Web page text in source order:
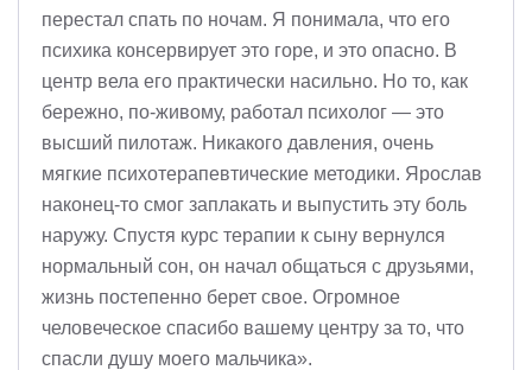
перестал спать по ночам. Я понимала, что его
психика консервирует это горе, и это опасно. В
центр вела его практически насильно. Но то, как
бережно, по-живому, работал психолог — это
высший пилотаж. Никакого давления, очень
мягкие психотерапевтические методики. Ярослав
наконец-то смог заплакать и выпустить эту боль
наружу. Спустя курс терапии к сыну вернулся
нормальный сон, он начал общаться с друзьями,
жизнь постепенно берет свое. Огромное
человеческое спасибо вашему центру за то, что
спасли душу моего мальчика».